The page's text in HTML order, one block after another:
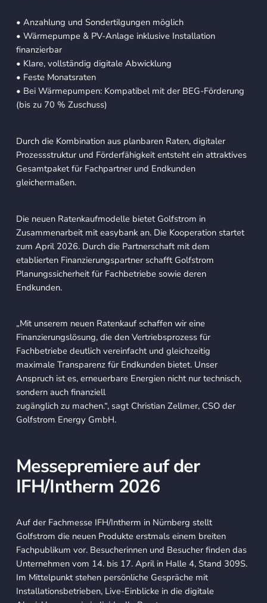
• Anzahlung und Sondertilgungen möglich
• Wärmepumpe & PV-Anlage inklusive Installation
finanzierbar
• Klare, vollständig digitale Abwicklung
• Feste Monatsraten
• Bei Wärmepumpen: Kompatibel mit der BEG-Förderung
(bis zu 70 % Zuschuss)
Durch die Kombination aus planbaren Raten, digitaler
Prozessstruktur und Förderfähigkeit entsteht ein attraktives
Gesamtpaket für Fachpartner und Endkunden
gleichermaßen.
Die neuen Ratenkaufmodelle bietet Golfstrom in
Zusammenarbeit mit easybank an. Die Kooperation startet
zum April 2026. Durch die Partnerschaft mit dem
etablierten Finanzierungspartner schafft Golfstrom
Planungssicherheit für Fachbetriebe sowie deren
Endkunden.
„Mit unserem neuen Ratenkauf schaffen wir eine
Finanzierungslösung, die den Vertriebsprozess für
Fachbetriebe deutlich vereinfacht und gleichzeitig
maximale Transparenz für Endkunden bietet. Unser
Anspruch ist es, erneuerbare Energien nicht nur technisch,
sondern auch finanziell
zugänglich zu machen.“, sagt Christian Zellmer, CSO der
Golfstrom Energy GmbH.
Messepremiere auf der
IFH/Intherm 2026
Auf der Fachmesse IFH/Intherm in Nürnberg stellt
Golfstrom die neuen Produkte erstmals einem breiten
Fachpublikum vor. Besucherinnen und Besucher finden das
Unternehmen vom 14. bis 17. April in Halle 4, Stand 309S.
Im Mittelpunkt stehen persönliche Gespräche mit
Installationsbetrieben, Live-Einblicke in die digitale